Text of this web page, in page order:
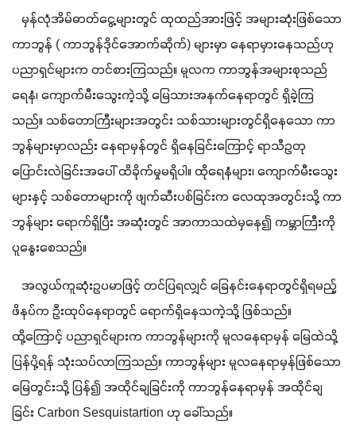
မှန်လုံအိမ်ဓာတ်ငွေ့များတွင် ထုထည်အားဖြင့် အများဆုံးဖြစ်သော
ကာဘွန် ( ကာဘွန်ဒိုင်အောက်ဆိုက်) များမှာ နေရာမှားနေသည်ဟု
ပညာရှင်များက တင်စားကြသည်။ မူလက ကာဘွန်အများစုသည်
ရေနံ၊ ကျောက်မီးသွေးကဲ့သို့ မြေသားအနက်နေရာတွင် ရှိခဲ့ကြ
သည်။ သစ်တောကြီးများအတွင်း သစ်သားများတွင်ရှိနေသော ကာ
ဘွန်များမှာလည်း နေရာမှန်တွင် ရှိနေခြင်းကြောင့် ရာသီဥတု
ပြောင်းလဲခြင်းအပေါ် ထိခိုက်မှုမရှိပါ။ ထိုရေနံများ၊ ကျောက်မီးသွေး
များနှင့် သစ်တောများကို ဖျက်ဆီးပစ်ခြင်းက လေထုအတွင်းသို့ ကာ
ဘွန်များ ရောက်ရှိပြီး အဆုံးတွင် အာကာသထဲမှနေ၍ ကမ္ဘာကြီးကို
ပူနွေးစေသည်။
အလွယ်ကူဆုံးဥပမာဖြင့် တင်ပြရလျှင် ခြေနင်းနေရာတွင်ရှိရမည့်
ဖိနပ်က ဦးထုပ်နေရာတွင် ရောက်ရှိနေသကဲ့သို့ ဖြစ်သည်။
ထို့ကြောင့် ပညာရှင်များက ကာဘွန်များကို မူလနေရာမှန် မြေထဲသို့
ပြန်ပို့ရန် သုံးသပ်လာကြသည်။ ကာဘွန်များ မူလနေရာမှန်ဖြစ်သော
မြေတွင်းသို့ ပြန်၍ အထိုင်ချခြင်းကို ကာဘွန်နေရာမှန် အထိုင်ချ
ခြင်း Carbon Sesquistartion ဟု ခေါ်သည်။